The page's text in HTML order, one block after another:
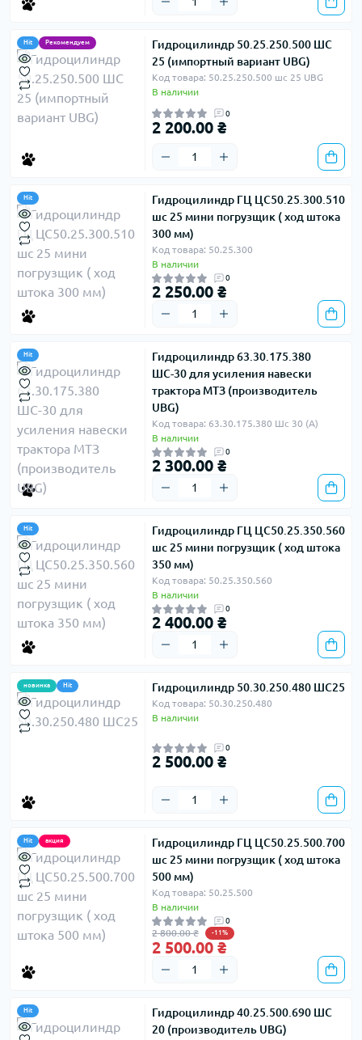
Hit Рекомендуем
Гидроцилиндр 50.25.250.500 ШС
25 (импортный вариант UBG)
Код товара: 50.25.250.500 шс 25 UBG
В наличии
0
2 200.00 ₴
Hit
Гидроцилиндр ГЦ ЦС50.25.300.510
шс 25 мини погрузщик ( ход штока
300 мм)
Код товара: 50.25.300
В наличии
0
2 250.00 ₴
Hit
Гидроцилиндр 63.30.175.380
ШС-30 для усиления навески
трактора МТЗ (производитель
UBG)
Код товара: 63.30.175.380 Шс 30 (А)
В наличии
0
2 300.00 ₴
Hit
Гидроцилиндр ГЦ ЦС50.25.350.560
шс 25 мини погрузщик ( ход штока
350 мм)
Код товара: 50.25.350.560
В наличии
0
2 400.00 ₴
новинка Hit Гидроцилиндр 50.30.250.480 ШС25
Код товара: 50.30.250.480
В наличии
0
2 500.00 ₴
Hit акция
Гидроцилиндр ГЦ ЦС50.25.500.700
шс 25 мини погрузщик ( ход штока
500 мм)
Код товара: 50.25.500
В наличии
0
2 800.00 ₴ -11%
2 500.00 ₴
Hit
Гидроцилиндр 40.25.500.690 ШС
20 (производитель UBG)